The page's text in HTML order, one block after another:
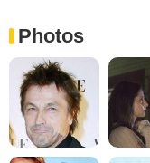
Photos